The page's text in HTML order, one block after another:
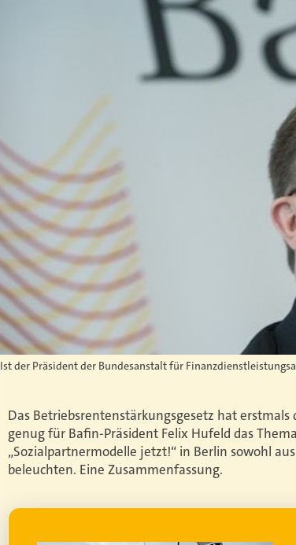
Ist der Präsident der Bundesanstalt für
Das Betriebsrentenstärkungsgesetz hat
genug für Bafin-Präsident Felix Hufeld das Thema
„Sozialpartnermodelle jetzt!“ in Berlin sowohl
beleuchten. Eine Zusammenfassung.